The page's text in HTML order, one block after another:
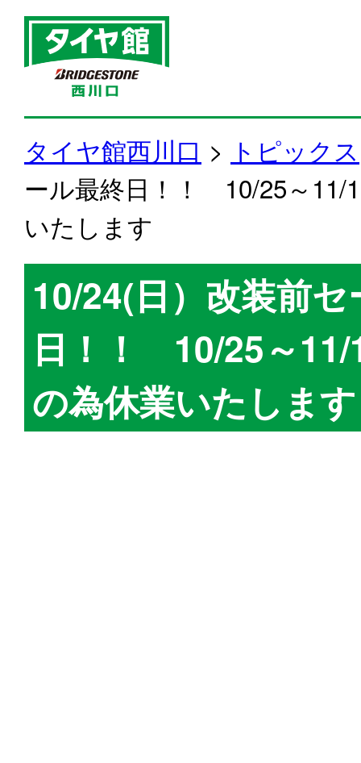
タイヤ館西川口 > トピックス
ール最終日！！ 10/25～11/
いたします
10/24(日）改装前
日！！ 10/25～11/
の為休業いたします